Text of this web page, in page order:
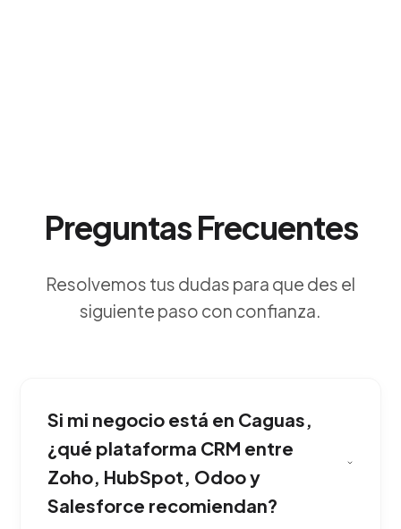
Preguntas Frecuentes
Resolvemos tus dudas para que des el
siguiente paso con confianza.
Si mi negocio está en Caguas,
¿qué plataforma CRM entre
Zoho, HubSpot, Odoo y
Salesforce recomiendan?